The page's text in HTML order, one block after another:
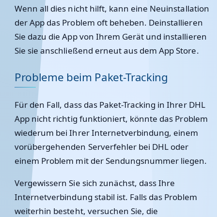
Wenn all dies nicht hilft, kann eine Neuinstallation
der App das Problem oft beheben. Deinstallieren
Sie dazu die App von Ihrem Gerät und installieren
Sie sie anschließend erneut aus dem App Store.
Probleme beim Paket-Tracking
Für den Fall, dass das Paket-Tracking in Ihrer DHL
App nicht richtig funktioniert, könnte das Problem
wiederum bei Ihrer Internetverbindung, einem
vorübergehenden Serverfehler bei DHL oder
einem Problem mit der Sendungsnummer liegen.
Vergewissern Sie sich zunächst, dass Ihre
Internetverbindung stabil ist. Falls das Problem
weiterhin besteht, versuchen Sie, die